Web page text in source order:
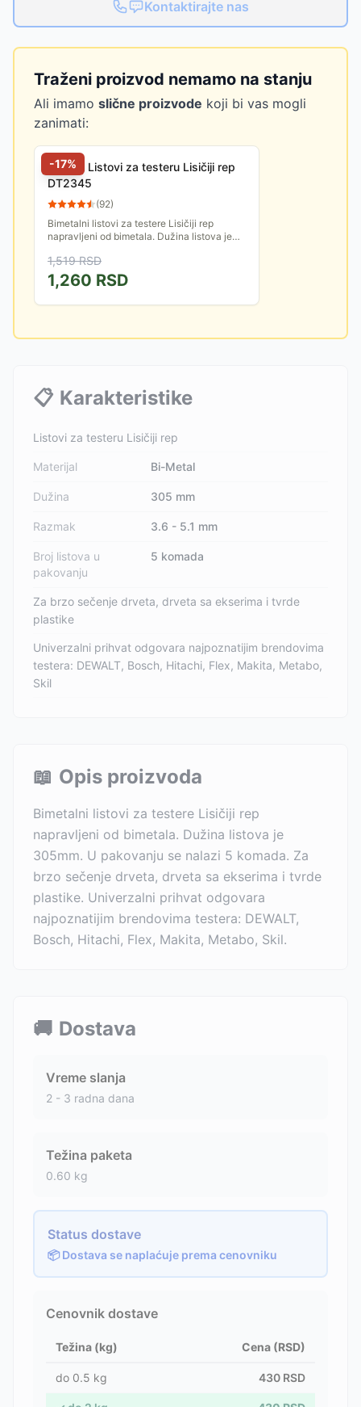
Kontaktirajte nas
Traženi proizvod nemamo na stanju
Ali imamo slične proizvode koji bi vas mogli
zanimati:
-17%
DeWalt Listovi za testeru Lisičiji rep
DT2345
(92)
Bimetalni listovi za testere Lisičiji rep
napravljeni od bimetala. Dužina listova je
Odgovara najpoznatijim...
1,519RSD
1,260 RSD
📋 Karakteristike
Listovi za testeru Lisičiji rep
Materijal Bi-Metal
Dužina 305 mm
Razmak 3.6 - 5.1 mm
Broj listova u
pakovanju
5 komada
Za brzo sečenje drveta, drveta sa ekserima i tvrde
plastike
Univerzalni prihvat odgovara najpoznatijim brendovima
testera: DEWALT, Bosch, Hitachi, Flex, Makita, Metabo,
Skil
📖 Opis proizvoda
Bimetalni listovi za testere Lisičiji rep
napravljeni od bimetala. Dužina listova je
305mm. U pakovanju se nalazi 5 komada. Za
brzo sečenje drveta, drveta sa ekserima i tvrde
plastike. Univerzalni prihvat odgovara
najpoznatijim brendovima testera: DEWALT,
Bosch, Hitachi, Flex, Makita, Metabo, Skil.
🚚 Dostava
Vreme slanja
2 - 3 radna dana
Težina paketa
0.60 kg
Status dostave
📦 Dostava se naplaćuje prema cenovniku
Cenovnik dostave
Težina (kg) Cena (RSD)
do 0.5 kg 430 RSD